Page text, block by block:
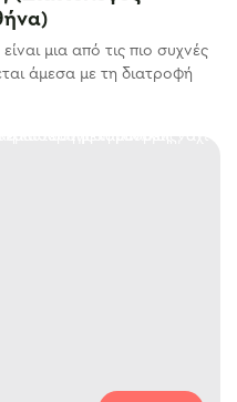
μια από τις πιο συχνές
άμεσα με τη διατροφή